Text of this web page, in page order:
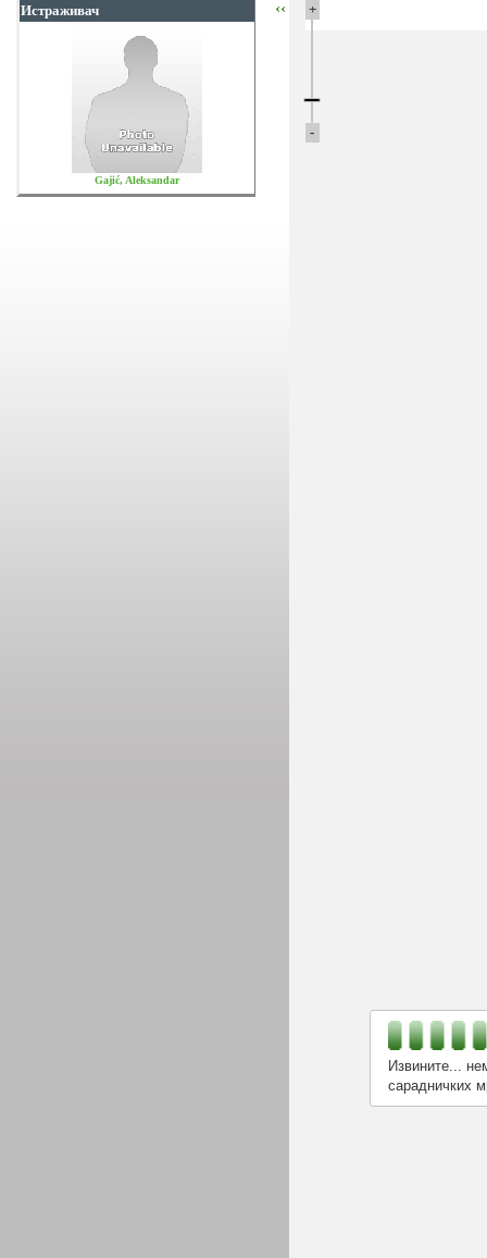
+
-
Истраживач
Gajić, Aleksandar
Извините...
сарадничких
‹‹